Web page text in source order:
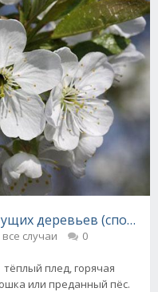
Букет из веток
случаи 0
плед, горячая
или преданный пёс.